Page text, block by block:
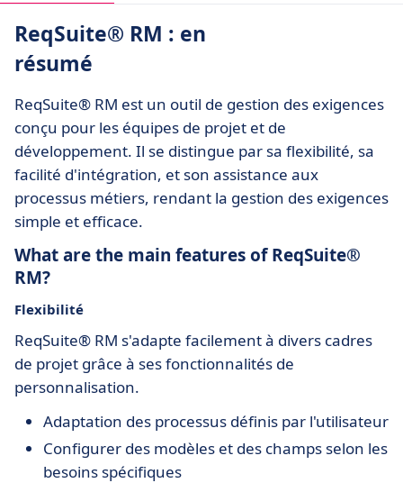
ReqSuite® RM : en
résumé
ReqSuite® RM est un outil de gestion des exigences
conçu pour les équipes de projet et de
développement. Il se distingue par sa flexibilité, sa
facilité d'intégration, et son assistance aux
processus métiers, rendant la gestion des exigences
simple et efficace.
What are the main features of ReqSuite®
RM?
Flexibilité
ReqSuite® RM s'adapte facilement à divers cadres
de projet grâce à ses fonctionnalités de
personnalisation.
Adaptation des processus définis par l'utilisateur
Configurer des modèles et des champs selon les
besoins spécifiques